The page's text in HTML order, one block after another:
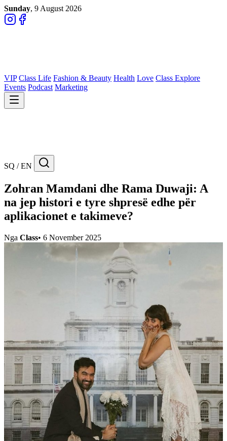
Sunday, 9 August 2026
VIP Class Life Fashion & Beauty Health Love Class Explore
Events Podcast Marketing
SQ / EN
Zohran Mamdani dhe Rama Duwaji: A
na jep histori e tyre shpresë edhe për
aplikacionet e takimeve?
Nga Class• 6 November 2025